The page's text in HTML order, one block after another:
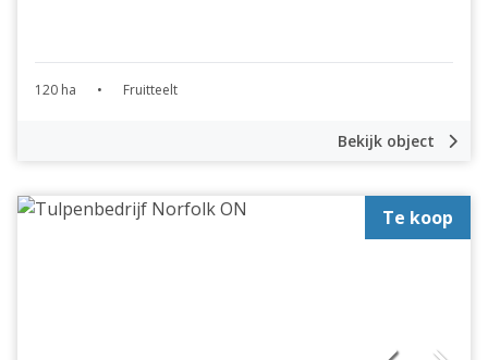
120 ha • Fruitteelt
Bekijk object
Te koop